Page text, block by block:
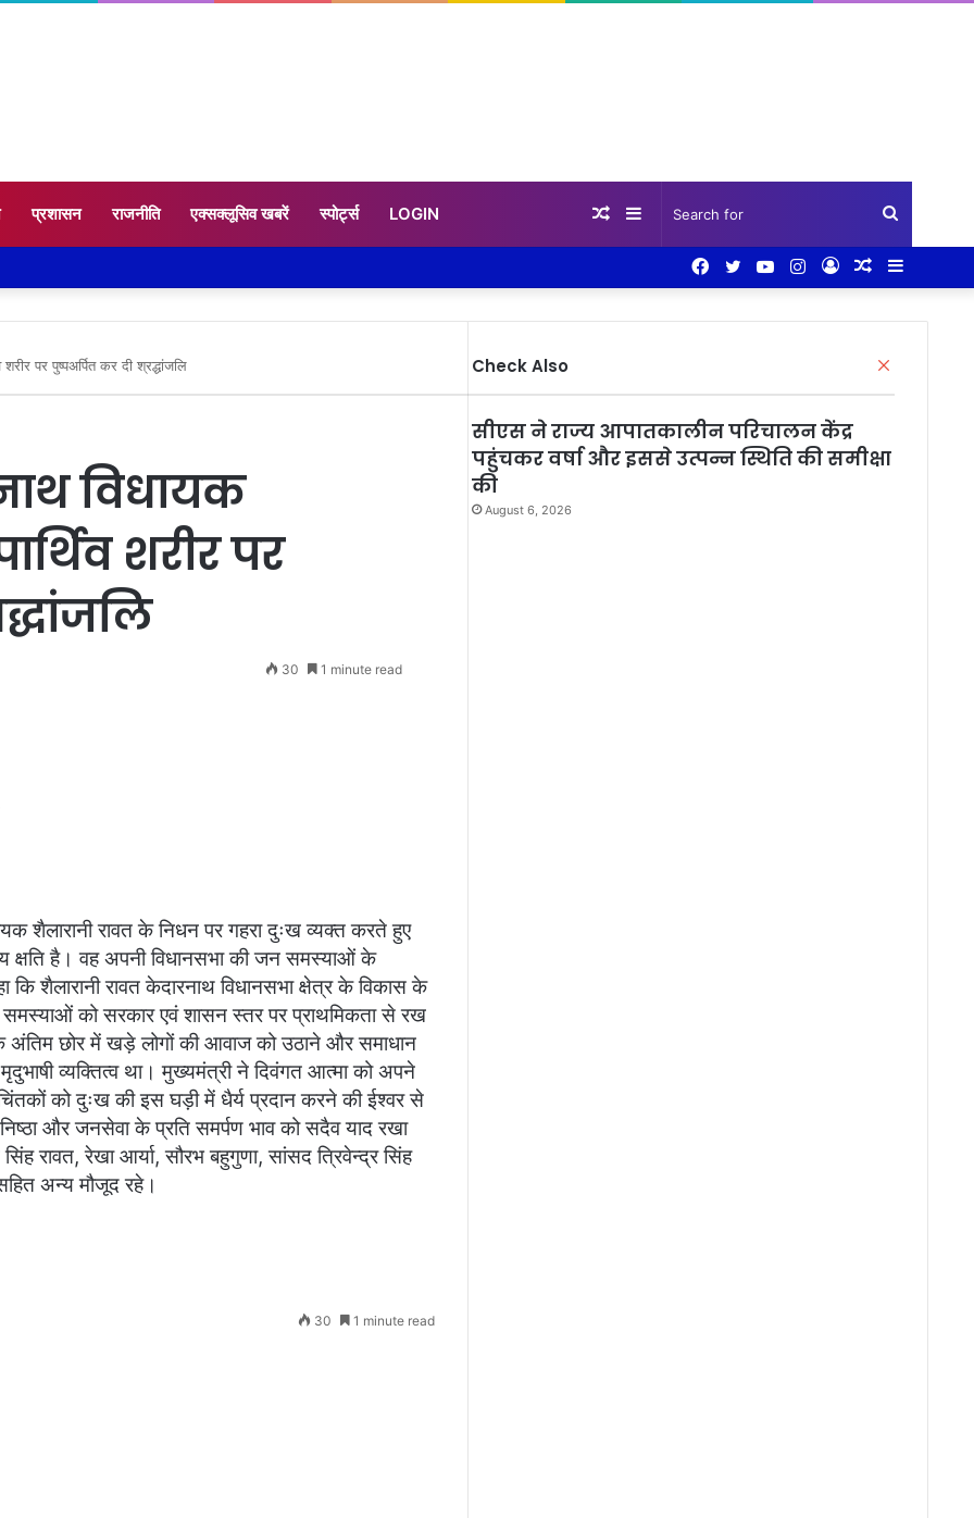
प्रशासन राजनीति एक्सक्लूसिव खबरें स्पोर्ट्स LOGIN Search
for
Sidebar
Random
Sidebar
Random
Log
Instagram
YouTube
Twitter
Facebook
पर पुष्पअर्पित कर दी श्रद्धांजलि
विधायक
शरीर पर
30 1 minute read
शैलारानी रावत के निधन पर गहरा दुःख व्यक्त करते हुए
क्षति है। वह अपनी विधानसभा की जन समस्याओं के
शैलारानी रावत केदारनाथ विधानसभा क्षेत्र के विकास के
समस्याओं को सरकार एवं शासन स्तर पर प्राथमिकता से रख
अंतिम छोर में खड़े लोगों की आवाज को उठाने और समाधान
व्यक्तित्व था। मुख्यमंत्री ने दिवंगत आत्मा को अपने
को दुःख की इस घड़ी में धैर्य प्रदान करने की ईश्वर से
और जनसेवा के प्रति समर्पण भाव को सदैव याद रखा
रावत, रेखा आर्या, सौरभ बहुगुणा, सांसद त्रिवेन्द्र सिंह
अन्य मौजूद रहे।
30 1 minute read
Check Also
सीएस ने राज्य आपातकालीन परिचालन केंद्र
पहुंचकर वर्षा और इससे उत्पन्न स्थिति की समीक्षा
की
August 6, 2026